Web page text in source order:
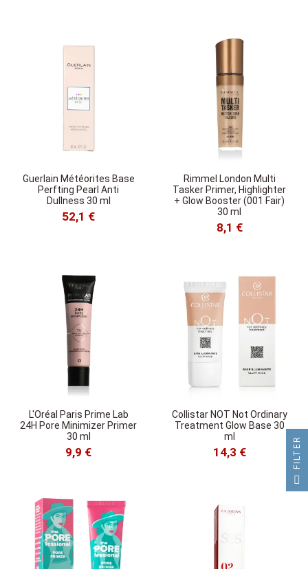
Guerlain Météorites Base
Perfting Pearl Anti
Dullness 30 ml
52,1 €
Rimmel London Multi
Tasker Primer, Highlighter
+ Glow Booster (001 Fair)
30 ml
8,1 €
L'Oréal Paris Prime Lab
24H Pore Minimizer Primer
30 ml
9,9 €
Collistar NOT Not Ordinary
Treatment Glow Base 30
ml
14,3 € R